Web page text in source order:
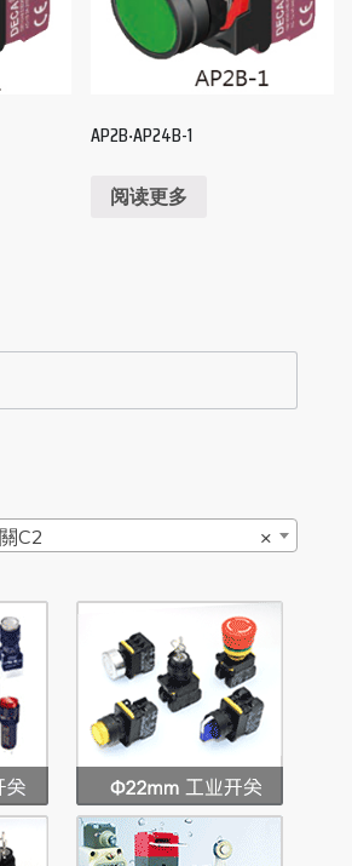
AP2B‧AP24B-1
阅读更多
×
C2